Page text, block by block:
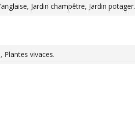
Jardin champêtre, Jardin potager.
Plantes vivaces.